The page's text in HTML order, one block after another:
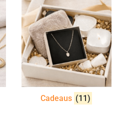
Cadeaus (11)